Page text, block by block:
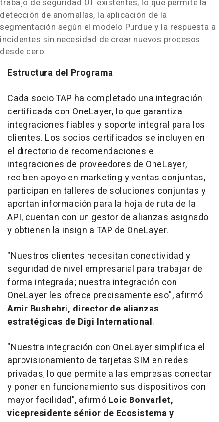
trabajo de seguridad OT existentes, lo que permite la
detección de anomalías, la aplicación de la
segmentación según el modelo Purdue y la respuesta a
incidentes sin necesidad de crear nuevos procesos
desde cero.
Estructura del Programa
Cada socio TAP ha completado una integración
certificada con OneLayer, lo que garantiza
integraciones fiables y soporte integral para los
clientes. Los socios certificados se incluyen en
el directorio de recomendaciones e
integraciones de proveedores de OneLayer,
reciben apoyo en marketing y ventas conjuntas,
participan en talleres de soluciones conjuntas y
aportan información para la hoja de ruta de la
API, cuentan con un gestor de alianzas asignado
y obtienen la insignia TAP de OneLayer.
"Nuestros clientes necesitan conectividad y
seguridad de nivel empresarial para trabajar de
forma integrada; nuestra integración con
OneLayer les ofrece precisamente eso", afirmó
Amir Bushehri, director de alianzas
estratégicas de Digi International.
"Nuestra integración con OneLayer simplifica el
aprovisionamiento de tarjetas SIM en redes
privadas, lo que permite a las empresas conectar
y poner en funcionamiento sus dispositivos con
mayor facilidad", afirmó Loic Bonvarlet,
vicepresidente sénior de Ecosistema y